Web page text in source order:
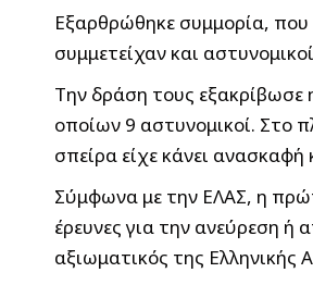
Εξαρθρώθηκε συμμορία, που
συμμετείχαν και
Την δράση τους
οποίων 9 αστυνομικοί. Στο
σπείρα είχε κάνει ανασκαφή
Σύμφωνα με την ΕΛΑΣ, η
έρευνες για την ανεύρεση
αξιωματικός της Ελληνικής